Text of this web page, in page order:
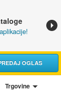
OGLAS
Trgovine